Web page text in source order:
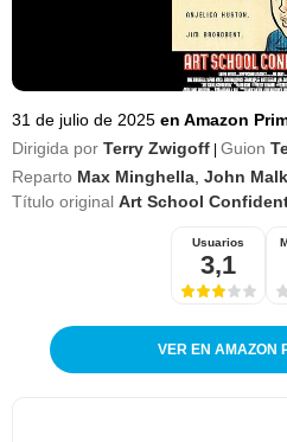
31 de julio de 2025 en Amazon
Dirigida por Terry Zwigoff Guion
Reparto Max Minghella John
Título original Art School
Usuarios
3,1
VER EN AMAZON